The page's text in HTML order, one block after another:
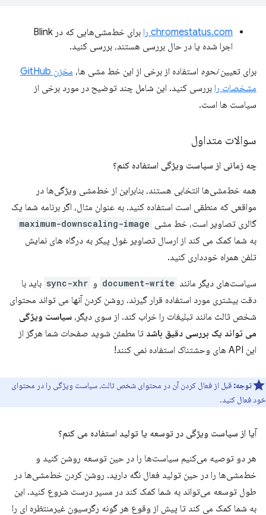
chromestatus.com را
برای خط‌مشی‌هایی که در Blink
اجرا شده یا در حال بررسی هستند، بررسی کنید.
برای تعییننحوه استفاده از برخی از این خط مشی ها،
مخزن GitHub
مشخصات را بررسی کنید. این شامل چند توضیح در مورد برخی از
سیاست ها است.
سوالات متداول
چه زمانی از سیاست ویژگی استفاده کنم؟
همه خط‌مشی‌ها انتخابی هستند، بنابراین از خط‌مشی ویژگی‌ها در
مواقعی که منطقی است استفاده کنید. به عنوان مثال، اگر برنامه شما یک
گالری تصاویر است، خط مشی maximum-downscaling-image
به شما کمک می کند از ارسال تصاویر غول پیکر به درگاه های نمایش
تلفن همراه خودداری کنید.
سیاست‌های دیگر مانند document-write و sync-xhr باید با
دقت بیشتری مورد استفاده قرار گیرند. روشن کردن آنها می تواند محتوای
شخص ثالث مانند تبلیغات را خراب کند. از سوی دیگر، سیاست ویژگی
می تواند یک بررسی دقیق باشد تا مطمئن شوید صفحات شما هرگز از
این API های وحشتناک استفاده نمی کنند!
توجه: قبل از فعال کردن آن در محتوای شخص ثالث، سیاست ویژگی را در محتوای
خود فعال کنید.
آیا از سیاست ویژگی در توسعه یا تولید استفاده می کنم؟
هر دو توصیه می‌کنیم سیاست‌ها را در حین توسعه روشن کنید و
خط‌مشی‌ها را در حین تولید فعال نگه دارید. روشن کردن خط‌مشی‌ها در
طول توسعه می‌تواند به شما کمک کند در مسیر درست شروع کنید. این
به شما کمک می کند تا پیش از وقوع هر گونه رگرسیون غیرمنتظره ای را